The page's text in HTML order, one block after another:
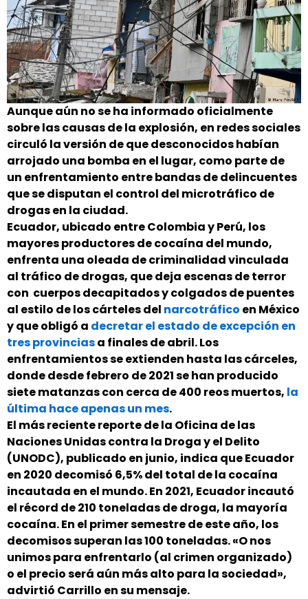
Aunque aún no se ha informado oficialmente
sobre las causas de la explosión, en redes sociales
circuló la versión de que desconocidos habían
arrojado una bomba en el lugar, como parte de
un enfrentamiento entre bandas de delincuentes
que se disputan el control del microtráfico de
drogas en la ciudad.
Ecuador, ubicado entre Colombia y Perú, los
mayores productores de cocaína del mundo,
enfrenta una oleada de criminalidad vinculada
al tráfico de drogas, que deja escenas de terror
con cuerpos decapitados y colgados de puentes
al estilo de los cárteles del narcotráfico en México
y que obligó a decretar el estado de excepción en
tres provinciasa finales de abril. Los
enfrentamientos se extienden hasta las cárceles,
donde desde febrero de 2021 se han producido
siete matanzas con cerca de 400 reos muertos, la
última hace apenas un mes.
El más reciente reporte de la Oficina de las
Naciones Unidas contra la Droga y el Delito
(UNODC), publicado en junio, indica que Ecuador
en 2020 decomisó 6,5% del total de la cocaína
incautada en el mundo. En 2021, Ecuador incautó
el récord de 210 toneladas de droga, la mayoría
cocaína. En el primer semestre de este año, los
decomisos superan las 100 toneladas. «O nos
unimos para enfrentarlo (al crimen organizado)
o el precio será aún más alto para la sociedad»,
advirtió Carrillo en su mensaje.